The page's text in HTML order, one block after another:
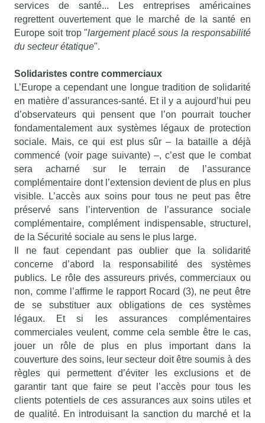
services de santé... Les entreprises américaines
regrettent ouvertement que le marché de la santé en
Europe soit trop "largement placé sous la responsabilité
du secteur étatique".
Solidaristes contre commerciaux
L’Europe a cependant une longue tradition de solidarité
en matière d’assurances-santé. Et il y a aujourd’hui peu
d’observateurs qui pensent que l’on pourrait toucher
fondamentalement aux systèmes légaux de protection
sociale. Mais, ce qui est plus sûr – la bataille a déjà
commencé (voir page suivante) –, c’est que le combat
sera acharné sur le terrain de l’assurance
complémentaire dont l’extension devient de plus en plus
visible. L’accès aux soins pour tous ne peut pas être
préservé sans l’intervention de l’assurance sociale
complémentaire, complément indispensable, structurel,
de la Sécurité sociale au sens le plus large.
Il ne faut cependant pas oublier que la solidarité
concerne d’abord la responsabilité des systèmes
publics. Le rôle des assureurs privés, commerciaux ou
non, comme l’affirme le rapport Rocard (3), ne peut être
de se substituer aux obligations de ces systèmes
légaux. Et si les assurances complémentaires
commerciales veulent, comme cela semble être le cas,
jouer un rôle de plus en plus important dans la
couverture des soins, leur secteur doit être soumis à des
règles qui permettent d’éviter les exclusions et de
garantir tant que faire se peut l’accès pour tous les
clients potentiels de ces assurances aux soins utiles et
de qualité. En introduisant la sanction du marché et la